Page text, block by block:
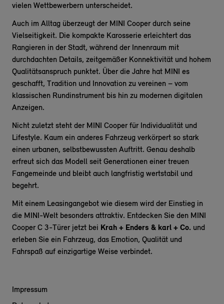
vielen Wettbewerbern unterscheidet.
Auch im Alltag überzeugt der MINI Cooper durch seine
Vielseitigkeit. Die kompakte Karosserie erleichtert das
Rangieren in der Stadt, während der Innenraum mit
durchdachten Details, zeitgemäßer Konnektivität und hohem
Qualitätsanspruch punktet. Über die Jahre hat MINI es
geschafft, Tradition und Innovation zu vereinen – vom
klassischen Rundinstrument bis hin zu modernen digitalen
Anzeigen.
Nicht zuletzt steht der MINI Cooper für Individualität und
Lifestyle. Kaum ein anderes Fahrzeug verkörpert so stark
einen urbanen, selbstbewussten Auftritt. Genau deshalb
erfreut sich das Modell seit Generationen einer treuen
Fangemeinde und bleibt auch langfristig wertstabil und
begehrt.
Mit einem Leasingangebot wie diesem wird der Einstieg in
die MINI-Welt besonders attraktiv. Entdecken Sie den MINI
Cooper C 3-Türer jetzt bei Krah + Enders & karl + Co. und
erleben Sie ein Fahrzeug, das Emotion, Qualität und
Fahrspaß auf einzigartige Weise verbindet.
Impressum